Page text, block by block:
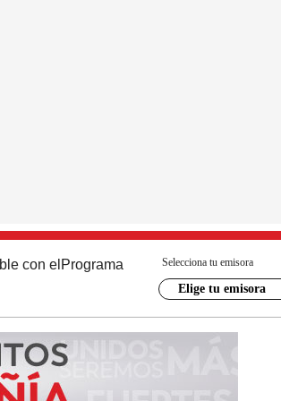
con el Programa Selecciona tu emisora
Elige tu emisora